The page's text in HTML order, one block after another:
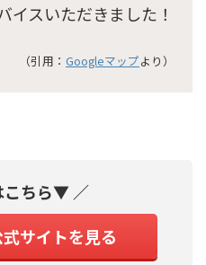
イスいただきました！
（引用： Googleマップより）
ちら▼ ／
サイトを見る